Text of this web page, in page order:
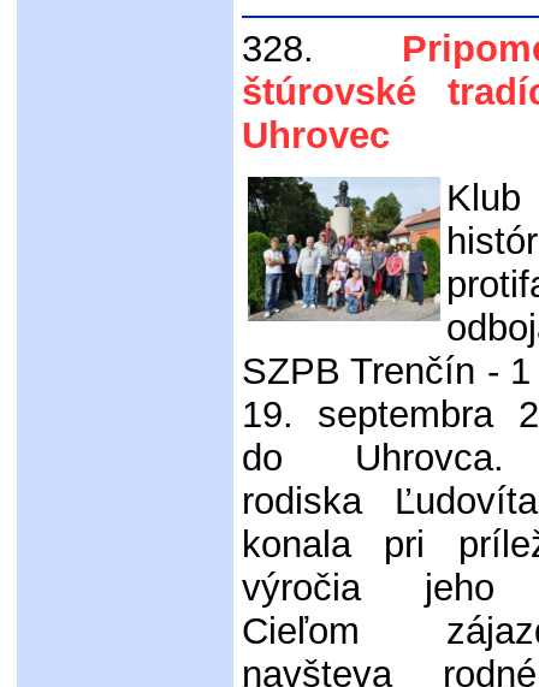
328.
štúrovské
Uhrovec
SZPB Trenčín -
19. septembra
do Uhrovca.
rodiska
konala pri
výročia jeho
Cieľom
navšteva